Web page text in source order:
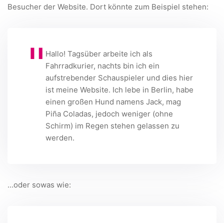
Besucher der Website. Dort könnte zum Beispiel stehen:
Hallo! Tagsüber arbeite ich als
Fahrradkurier, nachts bin ich ein
aufstrebender Schauspieler und dies hier
ist meine Website. Ich lebe in Berlin, habe
einen großen Hund namens Jack, mag
Piña Coladas, jedoch weniger (ohne
Schirm) im Regen stehen gelassen zu
werden.
…oder sowas wie: